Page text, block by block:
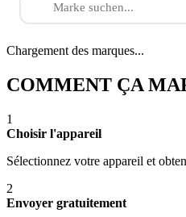
Chargement des marques...
COMMENT ÇA
1
Choisir l'appareil
Sélectionnez votre appareil et
2
Envoyer gratuitement